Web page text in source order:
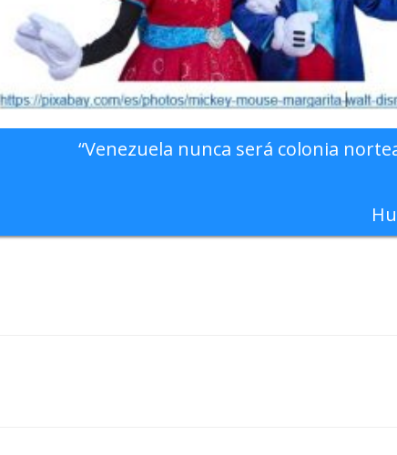
“Venezuela nunca será colonia